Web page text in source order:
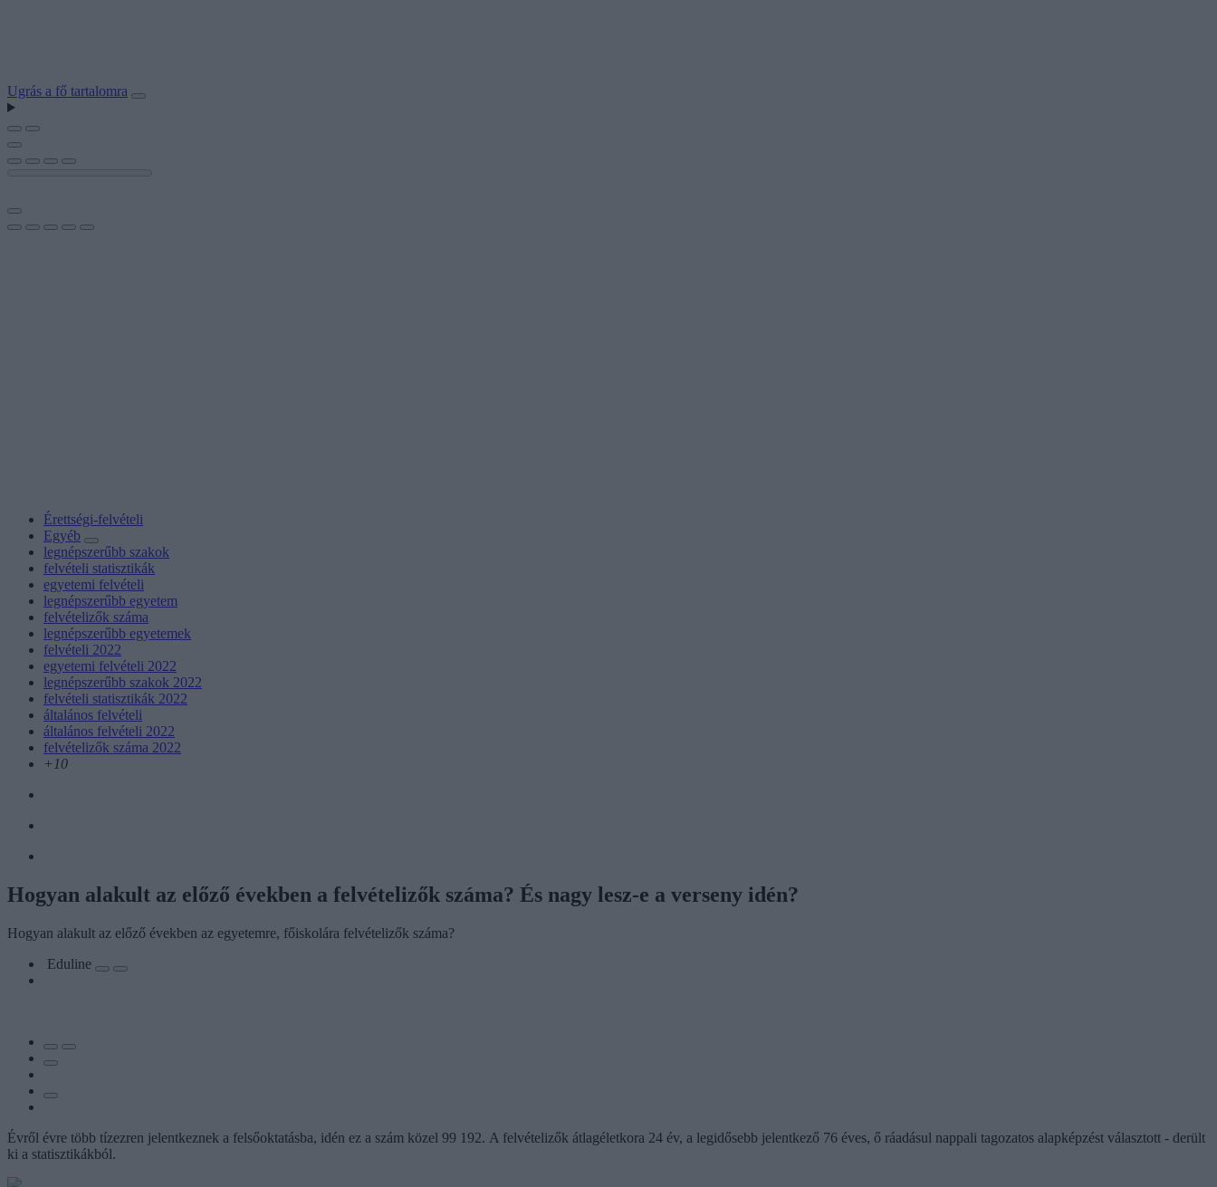
Ugrás a fő tartalomra
Érettségi-felvételi
Egyéb
legnépszerűbb szakok
felvételi statisztikák
egyetemi felvételi
legnépszerűbb egyetem
felvételizők száma
legnépszerűbb egyetemek
felvételi 2022
egyetemi felvételi 2022
legnépszerűbb szakok 2022
felvételi statisztikák 2022
általános felvételi
általános felvételi 2022
felvételizők száma 2022
+10
Hogyan alakult az előző években a felvételizők száma? És nagy lesz-e a verseny idén?
Hogyan alakult az előző években az egyetemre, főiskolára felvételizők száma?
Eduline
Évről évre több tízezren jelentkeznek a felsőoktatásba, idén ez a szám közel 99 192. A felvételizők átlagéletkora 24 év, a legidősebb jelentkező 76 éves, ő ráadásul nappali tagozatos alapképzést választott - derült
ki a statisztikákból.